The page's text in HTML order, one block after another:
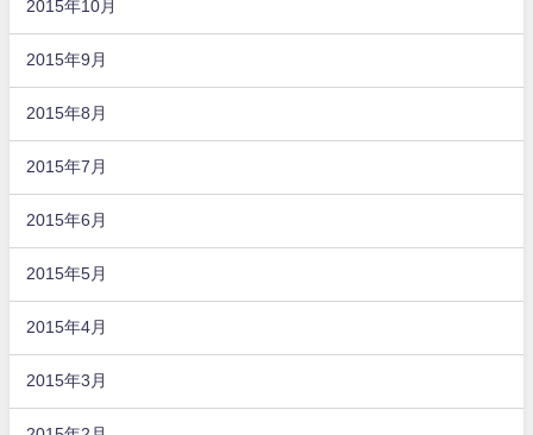
2015年10月
2015年9月
2015年8月
2015年7月
2015年6月
2015年5月
2015年4月
2015年3月